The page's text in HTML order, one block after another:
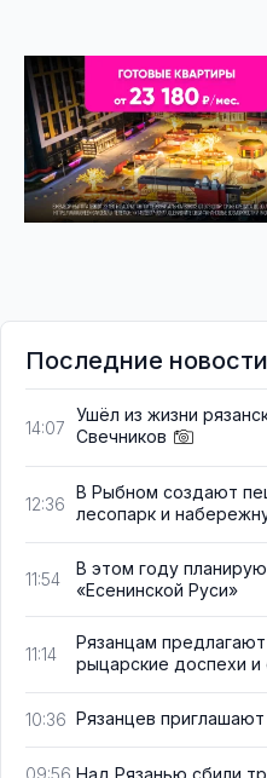
Последние новости
14:07
Ушёл из жизни
Свечников
12:36
В Рыбном создают
лесопарк и
11:54
В этом году
«Есенинской Руси»
11:14
Рязанцам
рыцарские доспехи
10:36 Рязанцев